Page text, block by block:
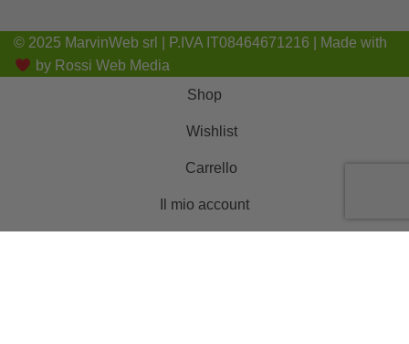
© 2025 MarvinWeb srl | P.IVA IT08464671216 | Made with
by Rossi Web Media
Shop
Wishlist
Carrello
Il mio account